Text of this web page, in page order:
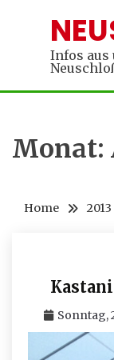
Infos
Monat:
Home 2013
Sonntag,